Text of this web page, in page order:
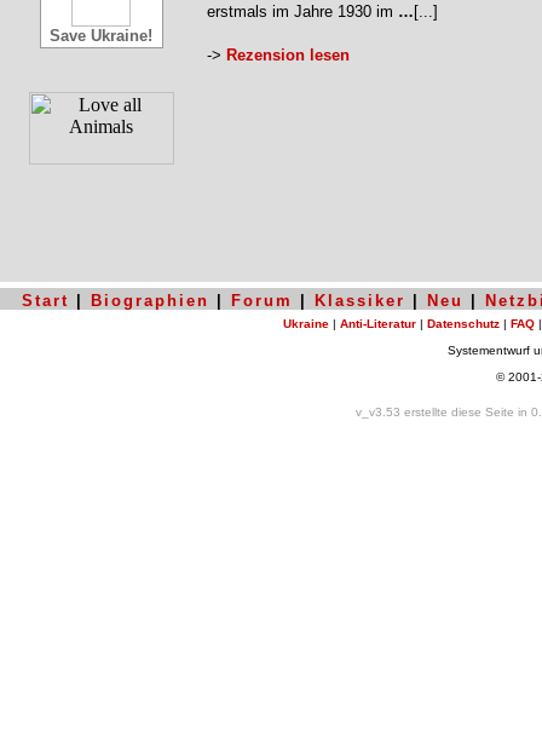
Save Ukraine!
erstmals im Jahre 1930 im … [...]
-> Rezension lesen
Start Biographien Forum Klassiker Neu
Ukraine | Anti-Literatur | Datenschutz | FAQ
Systementwurf
©
v_v3.53 erstellte diese Seite in